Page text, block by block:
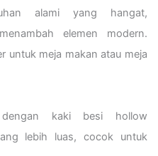
alami yang hangat,
elemen modern.
untuk meja makan atau meja
kaki besi hollow
lebih luas, cocok untuk